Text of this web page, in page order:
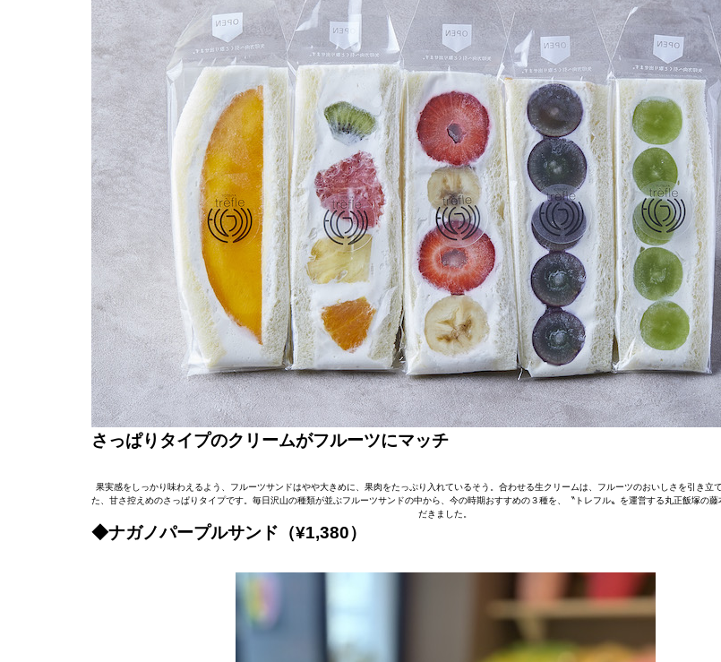
さっぱりタイプのクリームがフルーツにマッチ
果実感をしっかり味わえるよう、フルーツサンドはやや大きめに、果肉をたっぷり入れているそう。合わせる生クリームは、フルーツのおいしさを引き立
た、甘さ控えめのさっぱりタイプです。毎日沢山の種類が並ぶフルーツサンドの中から、今の時期おすすめの３種を、〝トレフル〟を運営する丸正飯塚の藤
だきました。
◆ナガノパープルサンド（¥1,380）